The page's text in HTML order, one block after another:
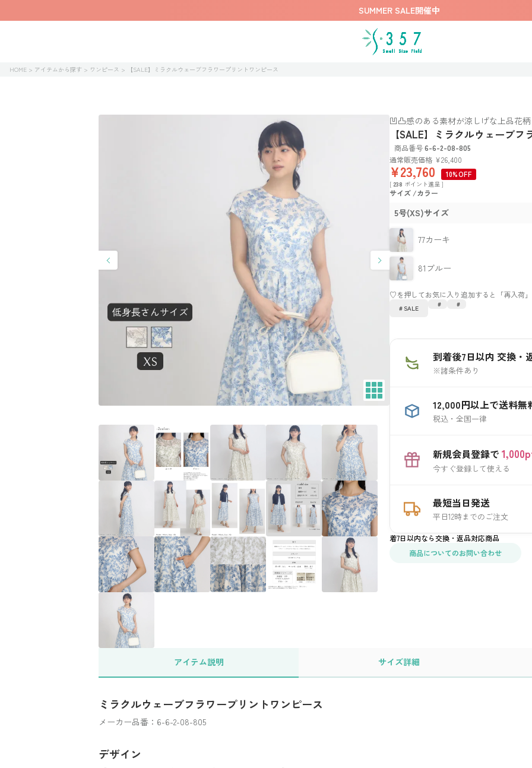
SUMMER SALE開催中
HOME アイテムから探す ワンピース 【SALE】ミラクルウェーブフラワープリントワンピース
凹凸感のある素材が涼しげな上品花
【SALE】ミラクルウェーブ
商品番号6-6-2-08-805
通常販売価格 ¥26,400
¥23,760 10%OFF
[ 238 ポイント進呈 ]
サイズ カラー
5号(XS)サイズ
77カーキ
81ブルー
SALE
到着後7日以内 交換・
※諸条件あり
12,000円以上で送料無
税込・全国一律
新規会員登録で
今すぐ登録して使える
最短当日発送
平日12時までのご注文
着7日以内なら交換・返品対応商品
商品についてのお問い合わせ
アイテム説明 サイズ詳細
ミラクルウェーブフラワープリントワンピース
メーカー品番：6-6-2-08-805
デザイン